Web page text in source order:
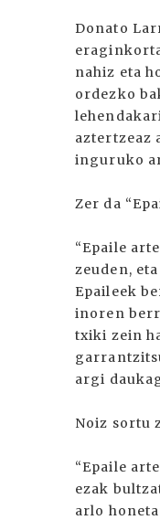
Donato
nahiz eta
ordezko
aztertzeaz
inguruko
Zer da
“Epaile
zeuden,
Epaileek
inoren
txiki zein
argi
Noiz sortu
“Epaile
ezak
arlo